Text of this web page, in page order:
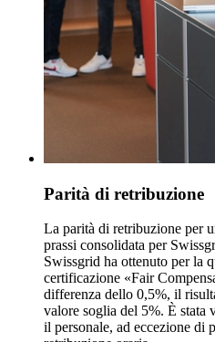
Parità di retribuzione
La parità di retribuzione per
prassi consolidata per
Swissgrid ha ottenuto per la
certificazione «Fair
differenza dello 0,5%, il
valore soglia del 5%. È stata
il personale, ad eccezione di